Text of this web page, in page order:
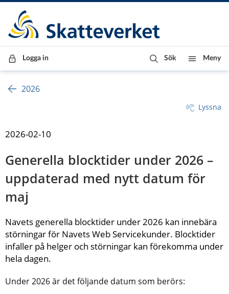
Till innehåll
Till navigationen
Till chattrobot
Logga in Sök Meny
2026
Lyssna
2026-02-10
Generella blocktider under 2026 –
uppdaterad med nytt datum för
maj
Navets generella blocktider under 2026 kan innebära
störningar för Navets Web Servicekunder. Blocktider
infaller på helger och störningar kan förekomma under
hela dagen.
Under 2026 är det följande datum som berörs: